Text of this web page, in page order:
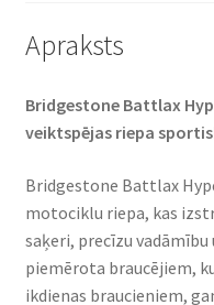
Apraksts
Bridgestone Battlax
veiktspējas riepa
Bridgestone Battlax
motociklu riepa, kas
saķeri, precīzu
piemērota braucējiem,
ikdienas braucieniem,